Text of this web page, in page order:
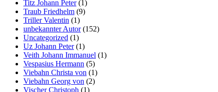
Titz Johann Peter(1)
Traub Friedhelm (9)
Triller Valentin (1)
unbekannter Autor(152)
Uncategorized (1)
Uz Johann Peter(1)
Veith Johann Immanuel (1)
Vespasius Hermann (5)
Viebahn Christa von (1)
Viebahn Georg von (2)
Vischer Christoph (1)